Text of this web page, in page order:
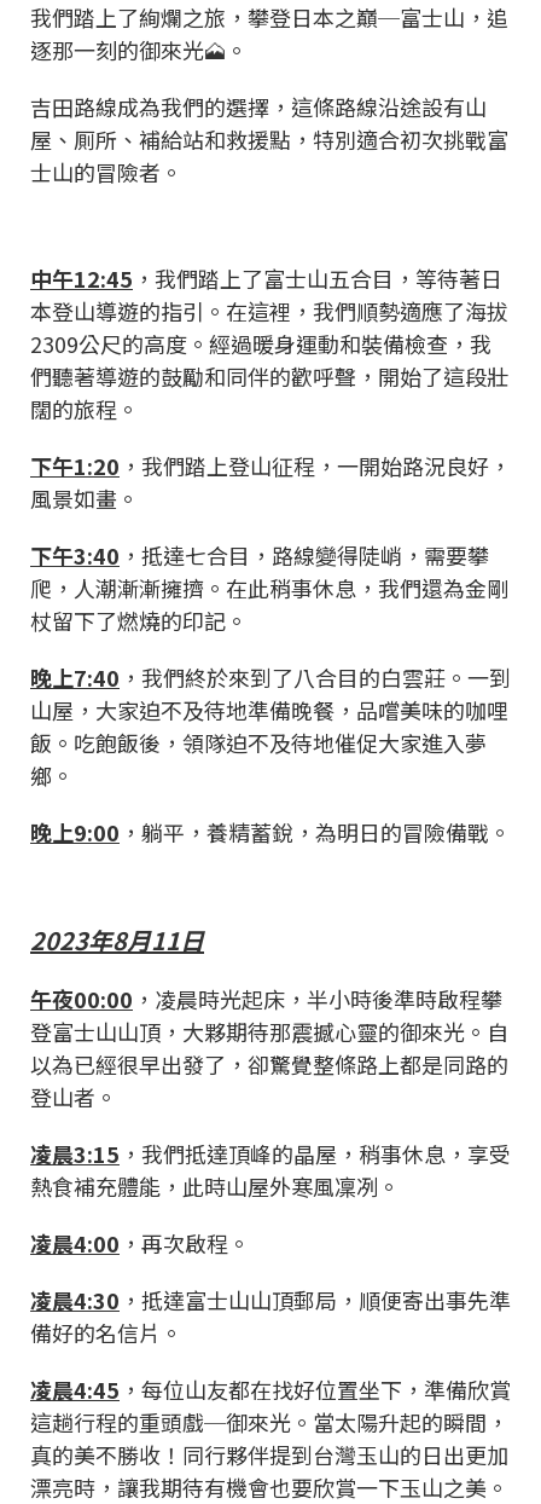
我們踏上了絢爛之旅，攀登日本之巔─富士山，追
逐那一刻的御來光🗻。
吉田路線成為我們的選擇，這條路線沿途設有山
屋、厠所、補給站和救援點，特別適合初次挑戰富
士山的冒險者。
中午12:45 ，我們踏上了富士山五合目，等待著日
本登山導遊的指引。在這裡，我們順勢適應了海拔
2309公尺的高度。經過暖身運動和裝備檢查，我
們聽著導遊的鼓勵和同伴的歡呼聲，開始了這段壯
闊的旅程。
下午1:20 ，我們踏上登山征程，一開始路況良好，
風景如畫。
下午3:40 ，抵達七合目，路線變得陡峭，需要攀
爬，人潮漸漸擁擠。在此稍事休息，我們還為金剛
杖留下了燃燒的印記。
晚上7:40 ，我們終於來到了八合目的白雲莊。一到
山屋，大家迫不及待地準備晚餐，品嚐美味的咖哩
飯。吃飽飯後，領隊迫不及待地催促大家進入夢
鄉。
晚上9:00 ，躺平，養精蓄銳，為明日的冒險備戰。
2023年8月11日
午夜00:00 ，凌晨時光起床，半小時後準時啟程攀
登富士山山頂，大夥期待那震撼心靈的御來光。自
以為已經很早出發了，卻驚覺整條路上都是同路的
登山者。
凌晨3:15 ，我們抵達頂峰的晶屋，稍事休息，享受
熱食補充體能，此時山屋外寒風凜冽。
凌晨4:00 ，再次啟程。
凌晨4:30 ，抵達富士山山頂郵局，順便寄出事先準
備好的名信片。
凌晨4:45 ，每位山友都在找好位置坐下，準備欣賞
這趟行程的重頭戲─御來光。當太陽升起的瞬間，
真的美不勝收！同行夥伴提到台灣玉山的日出更加
漂亮時，讓我期待有機會也要欣賞一下玉山之美。